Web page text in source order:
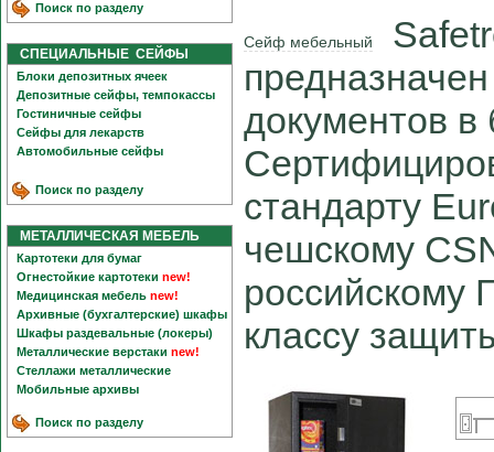
Поиск по разделу
СПЕЦИАЛЬНЫЕ СЕЙФЫ
Блоки депозитных ячеек
Депозитные сейфы, темпокассы
Гостиничные сейфы
Сейфы для лекарств
Автомобильные сейфы
Поиск по разделу
МЕТАЛЛИЧЕСКАЯ МЕБЕЛЬ
Картотеки для бумаг
Огнестойкие картотеки new!
Медицинская мебель new!
Архивные (бухгалтерские) шкафы
Шкафы раздевальные (локеры)
Металлические верстаки new!
Стеллажи металлические
Мобильные архивы
Поиск по разделу
Сейф мебельный
документов
стандарту
чешскому
российскому
классу